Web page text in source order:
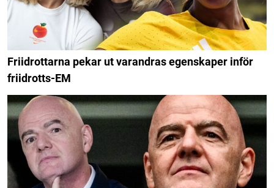
Friidrottarna pekar ut varandras egenskaper inför
friidrotts-EM